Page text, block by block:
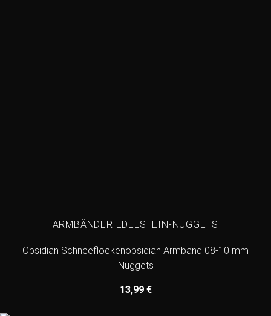
ARMBÄNDER EDELSTEIN-NUGGETS
Obsidian Schneeflockenobsidian Armband 08-10 mm
Nuggets
13,99 €